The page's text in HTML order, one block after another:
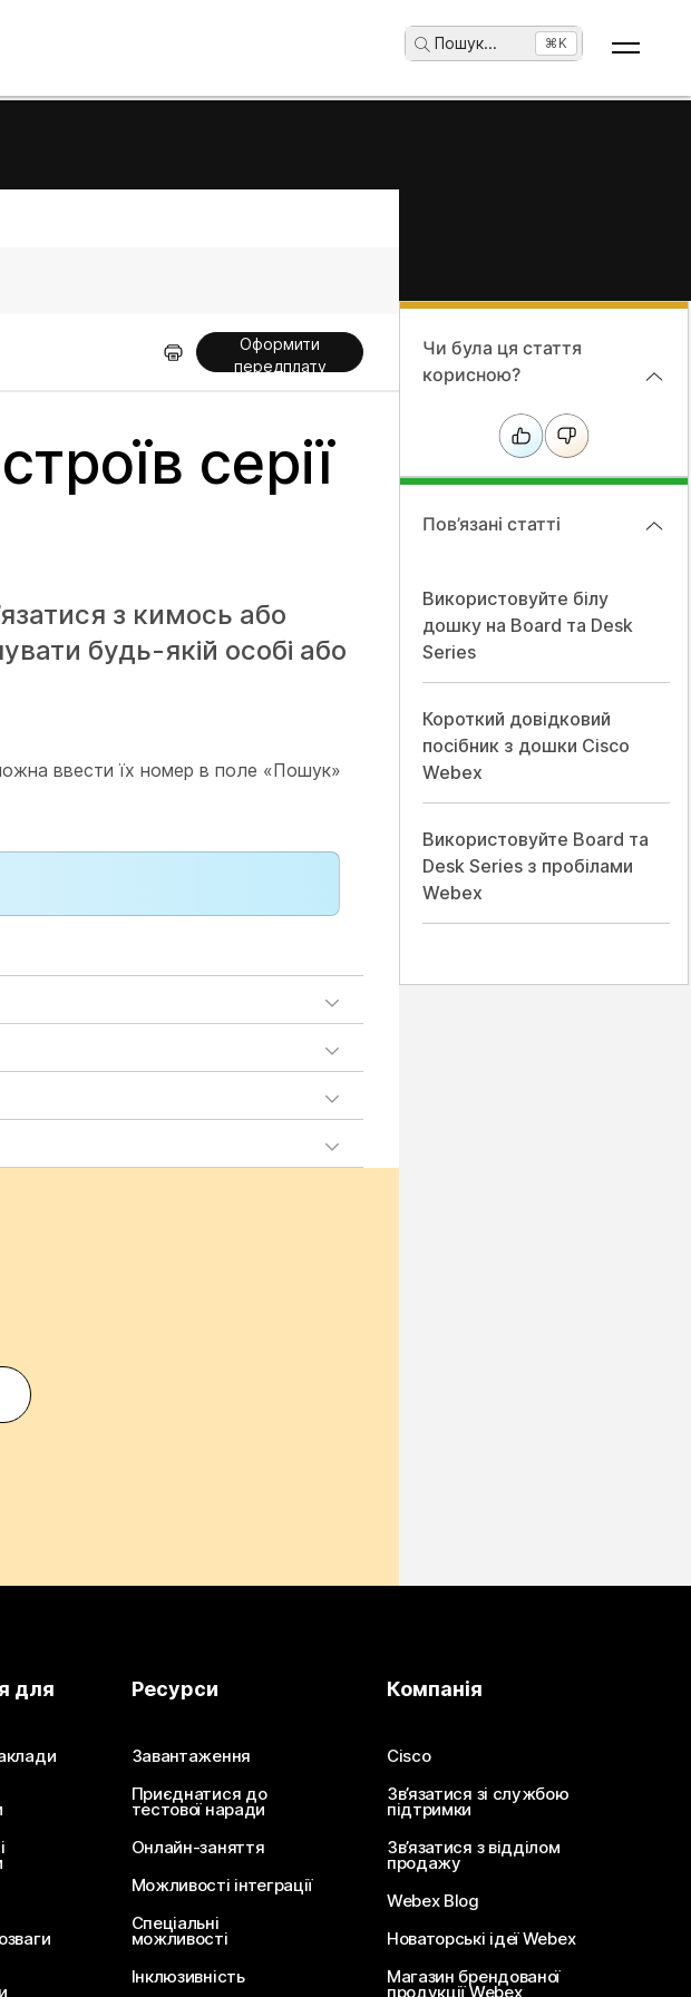
Пошук... ⌘K
Оформити
передплату
серії
з кимось або
будь-якій особі або
ввести їх номер в поле «Пошук»
Чи була ця стаття
корисною?
Пов’язані статті
Використовуйте білу
дошку на Board та Desk
Series
Короткий довідковий
посібник з дошки Cisco
Webex
Використовуйте Board та
Desk Series з пробілами
Webex
для Ресурси
Завантаження
Приєднатися до
тестової наради
Онлайн-заняття
Можливості інтеграції
Спеціальні
можливості
Інклюзивність
Компанія
Cisco
Зв’язатися зі службою
підтримки
Зв’язатися з відділом
продажу
Webex Blog
Новаторські ідеї Webex
Магазин брендованої
продукції Webex